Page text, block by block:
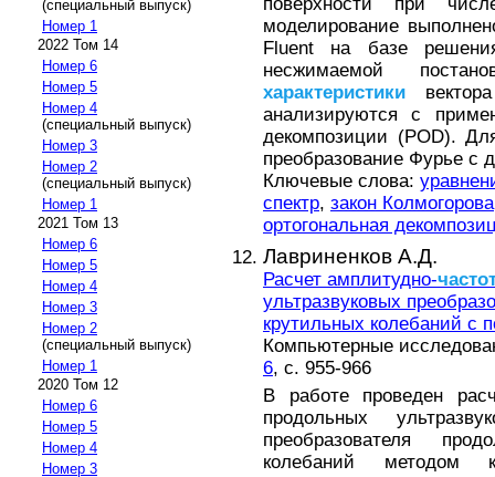
(специальный выпуск)
Номер 1
2022 Том 14
Номер 6
Номер 5
Номер 4
(специальный выпуск)
Номер 3
Номер 2
(специальный выпуск)
Номер 1
2021 Том 13
Номер 6
Номер 5
Номер 4
Номер 3
Номер 2
(специальный выпуск)
Номер 1
2020 Том 12
Номер 6
Номер 5
Номер 4
Номер 3
моделирование
Fluent на базе
несжимаемой
характеристики
анализируются с
декомпозиции (POD).
преобразование Фурье с
Ключевые слова:
спектр, закон Колмогорова
ортогональная
Лавриненков А.Д.
Расчет амплитудно-
ультразвуковых
крутильных колебаний с
Компьютерные
6, с. 955-966
В работе проведен
продольных
преобразователя
колебаний методом